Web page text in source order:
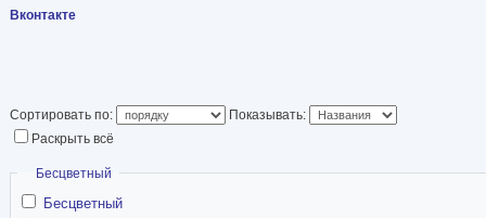
Вконтакте
Сортировать по:
Показывать:
Раскрыть всё
Скрыть
Бесцветный
Бесцветный